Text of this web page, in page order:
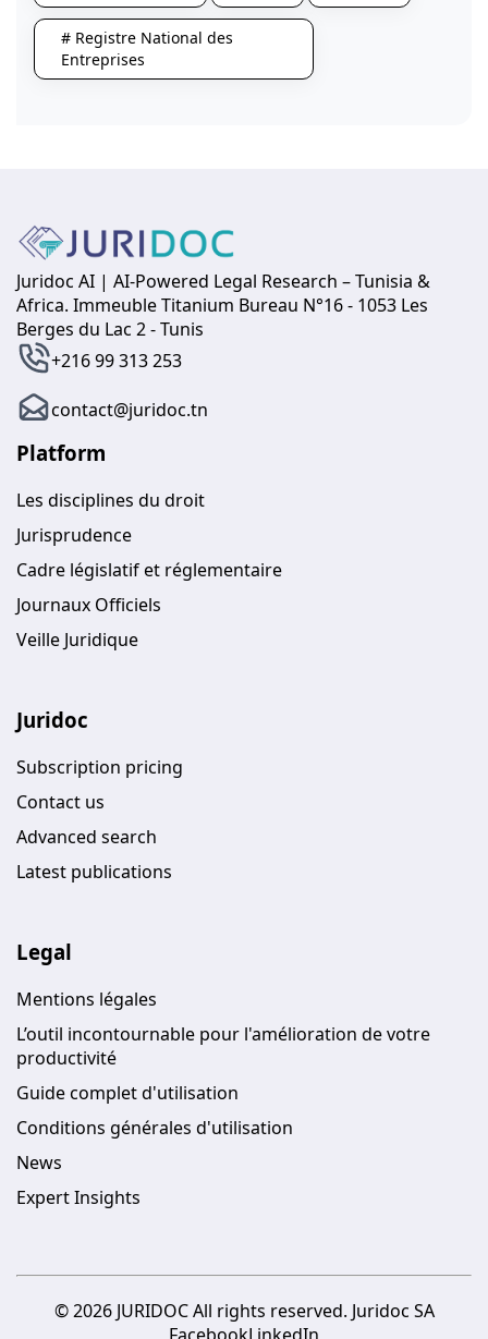
# Registre National des
Entreprises
Juridoc AI | AI-Powered Legal Research – Tunisia &
Africa. Immeuble Titanium Bureau N°16 - 1053 Les
Berges du Lac 2 - Tunis
+216 99 313 253
contact@juridoc.tn
Platform
Les disciplines du droit
Jurisprudence
Cadre législatif et réglementaire
Journaux Officiels
Veille Juridique
Juridoc
Subscription pricing
Contact us
Advanced search
Latest publications
Legal
Mentions légales
L’outil incontournable pour l'amélioration de votre
productivité
Guide complet d'utilisation
Conditions générales d'utilisation
News
Expert Insights
© 2026 JURIDOC All rights reserved. Juridoc SA